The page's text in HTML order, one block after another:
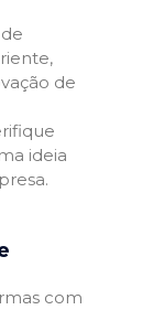
de
ideia
com